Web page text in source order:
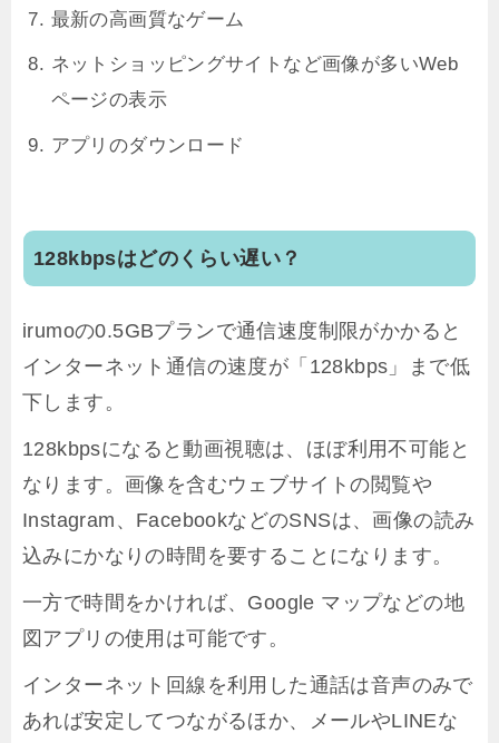
最新の高画質なゲーム
ネットショッピングサイトなど画像が多いWeb
ページの表示
アプリのダウンロード
128kbpsはどのくらい遅い？
irumoの0.5GBプランで通信速度制限がかかると
インターネット通信の速度が「128kbps」まで低
下します。
128kbpsになると動画視聴は、ほぼ利用不可能と
なります。画像を含むウェブサイトの閲覧や
Instagram、FacebookなどのSNSは、画像の読み
込みにかなりの時間を要することになります。
一方で時間をかければ、Google マップなどの地
図アプリの使用は可能です。
インターネット回線を利用した通話は音声のみで
あれば安定してつながるほか、メールやLINEな